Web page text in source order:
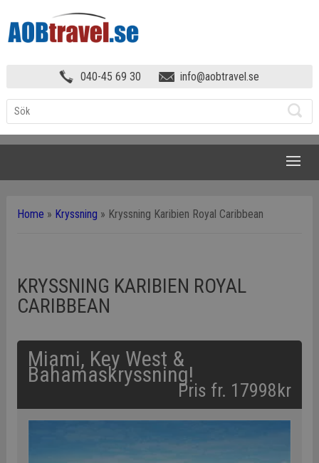
040-45 69 30 info@aobtravel.se
Home » Kryssning » Kryssning Karibien Royal Caribbean
KRYSSNING KARIBIEN ROYAL
CARIBBEAN
Miami, Key West &
Bahamaskryssning!
Pris fr. 17998kr